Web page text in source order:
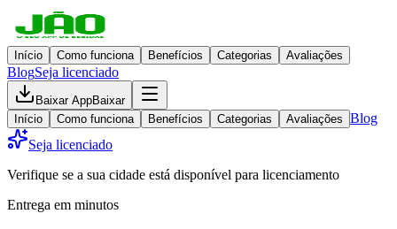
Início Como funciona Benefícios Categorias Avaliações
BlogSeja licenciado
Baixar AppBaixar
Início
Como funciona Benefícios Categorias Avaliações Blog
Seja licenciado
Verifique se a sua cidade está disponível para licenciamento
Entrega em minutos